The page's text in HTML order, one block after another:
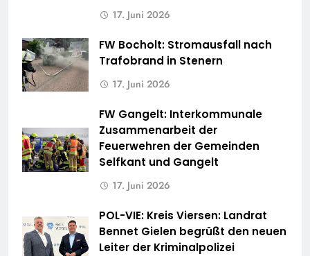
17. Juni 2026
FW Bocholt: Stromausfall nach
Trafobrand in Stenern
17. Juni 2026
FW Gangelt: Interkommunale
Zusammenarbeit der
Feuerwehren der Gemeinden
Selfkant und Gangelt
17. Juni 2026
POL-VIE: Kreis Viersen: Landrat
Bennet Gielen begrüßt den neuen
Leiter der Kriminalpolizei